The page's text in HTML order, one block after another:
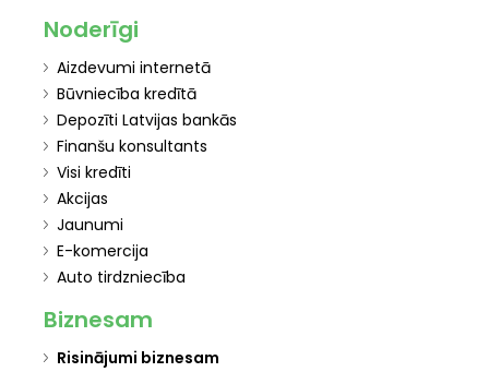
Noderīgi
Aizdevumi internetā
Būvniecība kredītā
Depozīti Latvijas bankās
Finanšu konsultants
Visi kredīti
Akcijas
Jaunumi
E-komercija
Auto tirdzniecība
Biznesam
Risinājumi biznesam